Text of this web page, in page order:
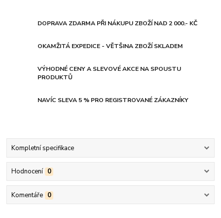
DOPRAVA ZDARMA PŘI NÁKUPU ZBOŽÍ NAD 2 000.- KČ
OKAMŽITÁ EXPEDICE - VĚTŠINA ZBOŽÍ SKLADEM
VÝHODNÉ CENY A SLEVOVÉ AKCE NA SPOUSTU
PRODUKTŮ
NAVÍC SLEVA 5 % PRO REGISTROVANÉ ZÁKAZNÍKY
Kompletní specifikace
Hodnocení 0
Komentáře 0